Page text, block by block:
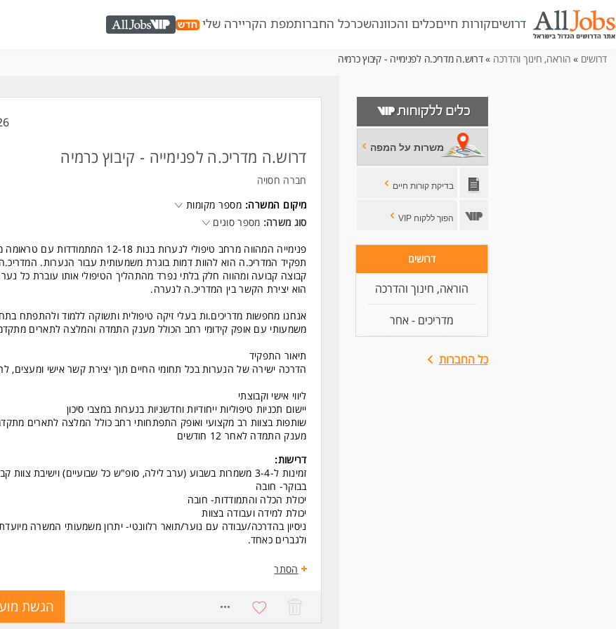
דרושיםקורות חייםכלים והכוונהשכרכל החברותמפת הקריירה שלי AllJobs VIP
דרושים » הוראה, חינוך והדרכה » דרוש.ה מדריכ.ה לפנימייה - קיבוץ כרמיה
משרות על המפה
בדיקת קורות חיים
הפוך ללקוח VIP
דרושים
הוראה, חינוך והדרכה
מדריכים - אחר
כל החברות
דרוש.ה מדריכ.ה לפנימייה - קיבוץ כרמיה
חברה חסויה
מיקום המשרה: מספר מקומות
סוג משרה: מספר סוגים
פנימייה המהווה מרחב טיפולי לנערות בנות 12-18 המתמודדות
תפקיד המדריכ.ה הוא להוות דמות בוגרת משמעותית עבור הנערות.
קבוצה קבועה ומהווה חלק בלתי נפרד מהתהליך הטיפולי אותו עוברת כל
הוא יצירת הקשר בין המדריכ.ה לנערה.
אנחנו מחפשות מדריכים.ות בעלי זיקה טיפולית ותשוקה ללמוד ולהתפתח
משמעותי עם אופק קידומי רחב הכולל מענק התמדה והמלצה לתארים
תיאור התפקיד
הדרכה ישירה של הנערות בכל תחומי החיים תוך יצירת קשר אישי ומעצים,
ליווי אישי וקבוצתי
יישום תכניות טיפוליות ייחודיות וחדשניות בנערות במצבי סיכון
שותפות בצוות רב מקצועי ואופק התפתחותי רחב כולל המלצה לתארים
מענק התמדה לאחר 12 חודשים
דרישות:
זמינות ל-3-4 משמרות בשבוע (ערב לילה, סופ"ש כל שבועיים) וישיבת צוות
בבוקר- חובה
יכולת הכלה והתמודדות- חובה
יכולת למידה ועבודה בצוות
ניסיון בהדרכה/עבודה עם נוער/תואר רלוונטי- יתרון משמעותי המשרה
ולגברים כאחד.
הסתר
הגשת